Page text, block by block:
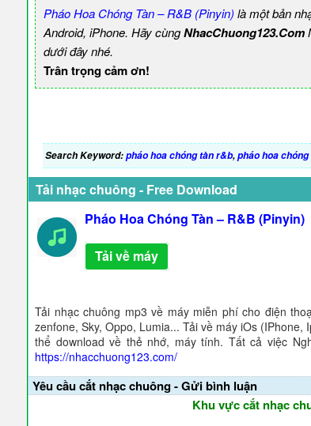
Pháo Hoa Chóng Tàn – R&B (Pinyin) là một bản
Android, iPhone. Hãy cùngNhacChuong123.Com
dưới đây nhé.
Trân trọng cảm ơn!
Search Keyword:pháo hoa chóng tàn r&b,pháo hoa
Tải nhạc chuông - Free Download
Pháo Hoa Chóng Tàn – R&B (Pinyin)
Tải về máy
Tải nhạc chuông mp3 về máy miễn phí cho điện
zenfone, Sky, Oppo, Lumia... Tải về máy iOs
thể download về thẻ nhớ, máy tính. Tất cả việc
https://nhacchuong123.com/
Yêu cầu cắt nhạc chuông - Gửi bình luận
Khu vực cắt nhạc